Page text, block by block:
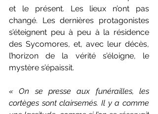
et le présent. Les lieux n’ont pas
changé. Les dernières protagonistes
s’éteignent peu à peu à la résidence
des Sycomores, et, avec leur décès,
l’horizon de la vérité s’éloigne, le
mystère s’épaissit.
« On se presse aux funérailles, les
cortèges sont clairsemés. Il y a comme